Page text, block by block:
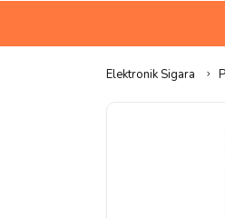
Elektronik Sigara